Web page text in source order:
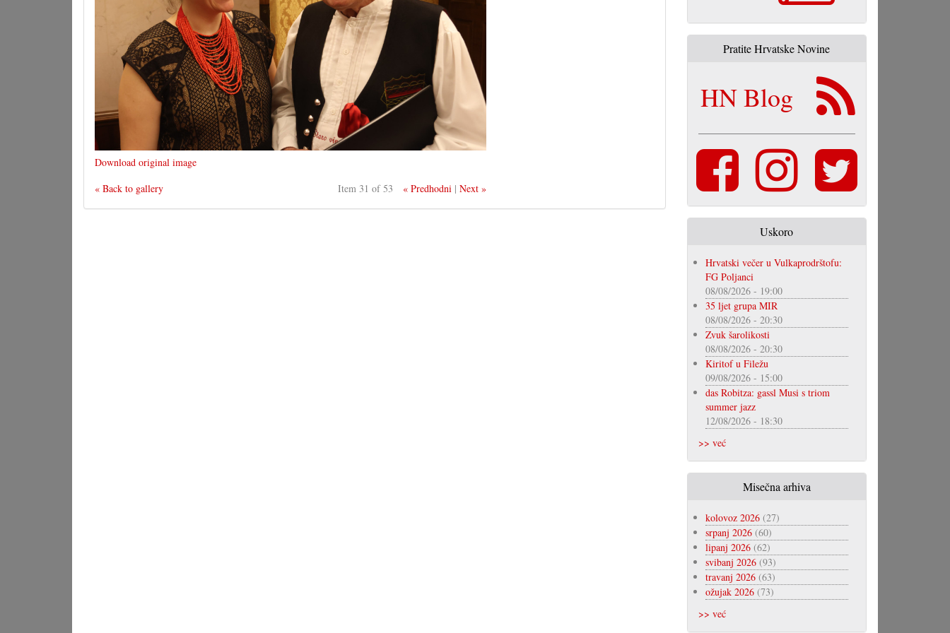
Download original image
« Back to gallery
Item 31 of 53 « Predhodni |Next »
Pratite Hrvatske Novine
HN Blog
Uskoro
Hrvatski večer u Vulkaprodrštofu:
FG Poljanci
08/08/2026 - 19:00
35 ljet grupa MIR
08/08/2026 - 20:30
Zvuk šarolikosti
08/08/2026 - 20:30
Kiritof u Filežu
09/08/2026 - 15:00
das Robitza: gassl Musi s triom
summer jazz
12/08/2026 - 18:30
>> već
Misečna arhiva
kolovoz 2026(27)
srpanj 2026(60)
lipanj 2026(62)
svibanj 2026(93)
travanj 2026(63)
ožujak 2026(73)
>> već